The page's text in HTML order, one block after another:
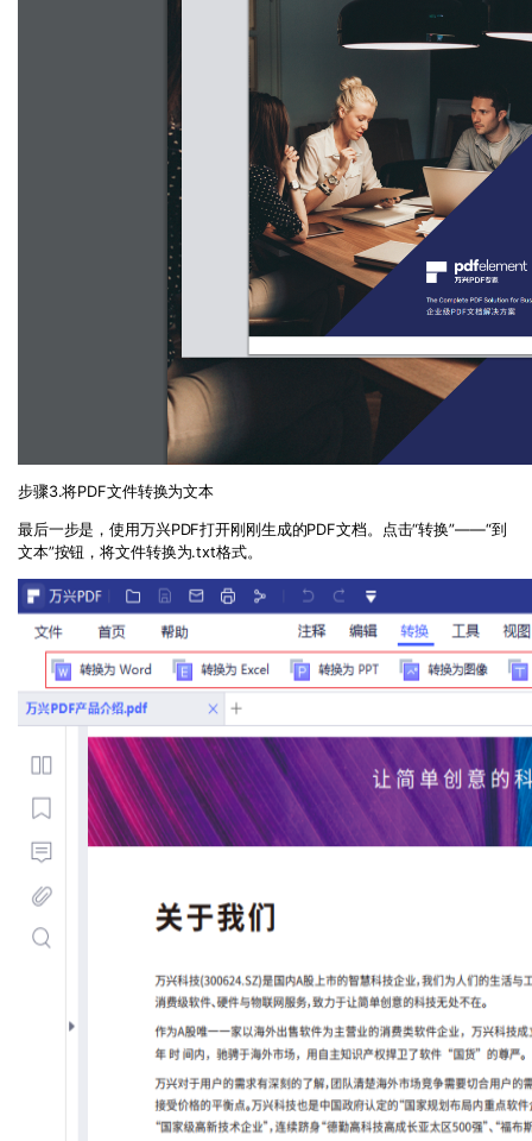
步骤3.将PDF文件转换为文本
最后一步是，使用万兴PDF打开刚刚生成的PDF文档。点击“转换”——“到
文本”按钮，将文件转换为.txt格式。